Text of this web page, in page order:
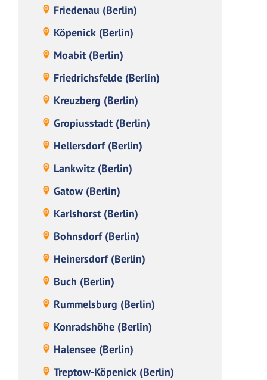
Friedenau (Berlin)
Köpenick (Berlin)
Moabit (Berlin)
Friedrichsfelde (Berlin)
Kreuzberg (Berlin)
Gropiusstadt (Berlin)
Hellersdorf (Berlin)
Lankwitz (Berlin)
Gatow (Berlin)
Karlshorst (Berlin)
Bohnsdorf (Berlin)
Heinersdorf (Berlin)
Buch (Berlin)
Rummelsburg (Berlin)
Konradshöhe (Berlin)
Halensee (Berlin)
Treptow-Köpenick (Berlin)